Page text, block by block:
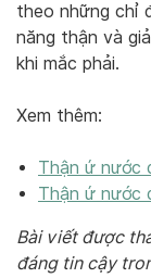
theo những chỉ
năng thận và
khi mắc phải.
Xem thêm:
Thận ứ nước
Thận ứ nước
Bài viết được
đáng tin cậy